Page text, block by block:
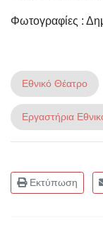
Φωτογραφίες :
Εθνικό Θέατρο
Εργαστήρια
Εκτύπωση